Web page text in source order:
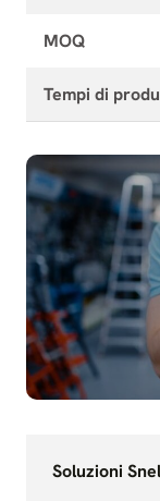
MOQ
Tempi di
Soluzioni